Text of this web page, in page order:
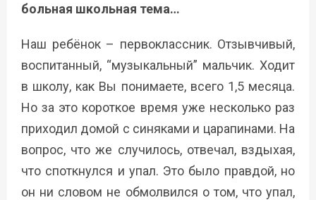
больная школьная тема…
Наш ребёнок – первоклассник. Отзывчивый,
воспитанный, “музыкальный” мальчик. Ходит
в школу, как Вы понимаете, всего 1,5 месяца.
Но за это короткое время уже несколько раз
приходил домой с синяками и царапинами. На
вопрос, что же случилось, отвечал, вздыхая,
что споткнулся и упал. Это было правдой, но
он ни словом не обмолвился о том, что упал,